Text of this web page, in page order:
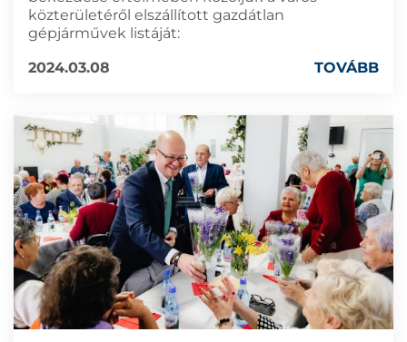
közterületéről elszállított gazdátlan
gépjárművek listáját:
2024.03.08
TOVÁBB